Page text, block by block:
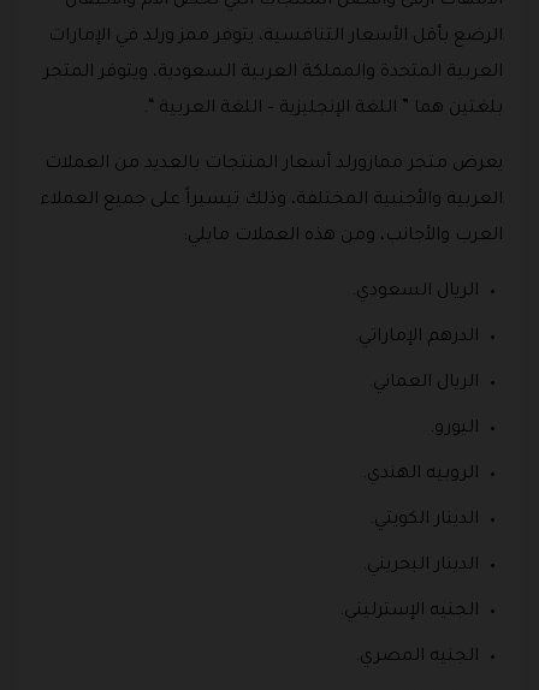
الرضع بأقل الأسعار التنافسية، يتوفر ممز ورلد في الإمارات
العربية المتحدة والمملكة العربية السعودية، ويتوفر المتجر
بلغتين هما ” اللغة الإنجليزية – اللغة العربية “.
يعرض متجر ممازورلد أسعار المنتجات بالعديد من العملات
العربية والأجنبية المختلفة، وذلك تيسيراً على جميع العملاء
العرب والأجانب، ومن هذه العملات مايلي:
الريال السعودي.
الدرهم الإماراتي.
الريال العماني.
اليورو.
الروبيه الهندي.
الدينار الكويتي.
الدينار البحريني.
الجنيه الإسترليني.
الجنيه المصري.